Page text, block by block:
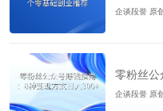
企谈段誉 原
零粉丝
企谈段誉 原